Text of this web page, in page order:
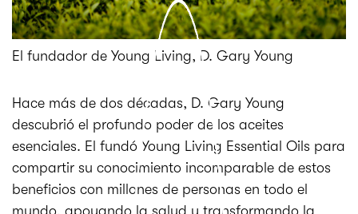
El fundador de Young Living, D. Gary Young
Hace más de dos décadas, D. Gary Young
descubrió el profundo poder de los aceites
esenciales. El fundó Young Living Essential Oils para
compartir su conocimiento incomparable de estos
beneficios con millones de personas en todo el